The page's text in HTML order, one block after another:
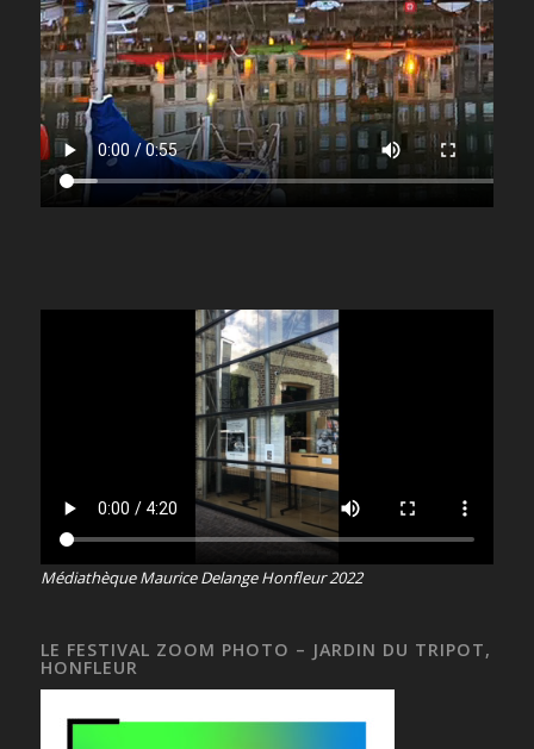
Médiathèque Maurice Delange Honfleur 2022
LE FESTIVAL ZOOM PHOTO – JARDIN DU TRIPOT,
HONFLEUR